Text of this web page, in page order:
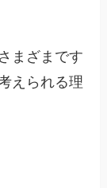
まざまです
えられる理